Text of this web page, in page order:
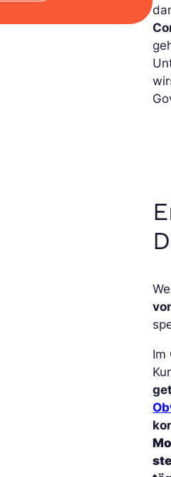
Im